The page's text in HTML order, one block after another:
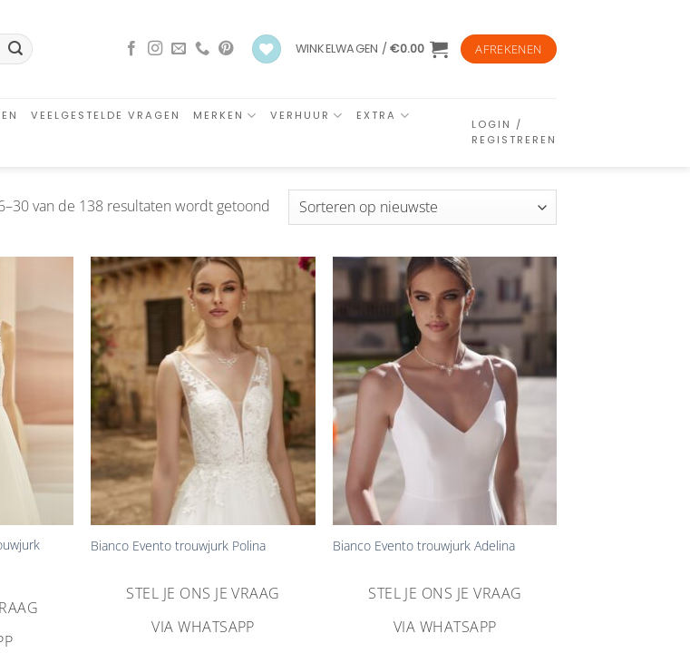
WINKELWAGEN /€0.00 AFREKENEN
VEELGESTELDE VRAGEN MERKEN VERHUUR EXTRA
LOGIN /
REGISTREREN
van de 138 resultaten wordt getoond Gesorteerd
verlanglijst
toevoegen
verlanglijst
Bianco Evento trouwjurk Polina
STEL JE ONS JE VRAAG
VIA WHATSAPP
Aan
verlanglijst
toevoegen
Bianco Evento trouwjurk Adelina
STEL JE ONS JE VRAAG
VIA WHATSAPP